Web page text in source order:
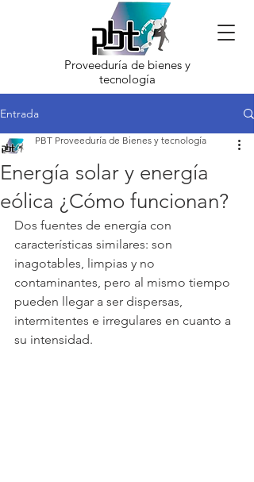
Proveeduría de bienes y
tecnología
Entrada
Energía solar y energía
eólica ¿Cómo funcionan?
PBT Proveeduría de Bienes y tecnología
Dos fuentes de energía con
características similares: son
inagotables, limpias y no
contaminantes, pero al mismo tiempo
pueden llegar a ser dispersas,
intermitentes e irregulares en cuanto a
su intensidad.